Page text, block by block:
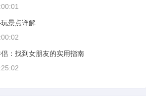
景点详解
：找到女朋友的实用指南